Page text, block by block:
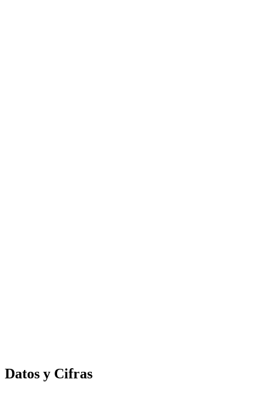
Datos y Cifras